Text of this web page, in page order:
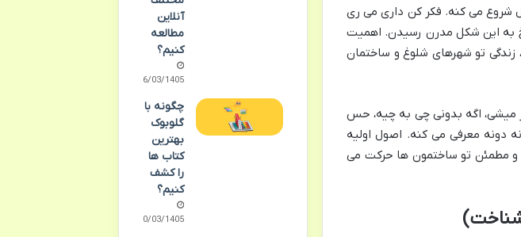
شروع می کنه. فکر کن داری می ری
به این شکل مدرن رسیدن. اهمیت
تو شهرهای شلوغ و ساختمان
میشی، اگه بدونی چی به چیه، حس
دونه معرفی می کنه. اصول اولیه
و مطمئن تو ساختمون ها حرکت می
شناخت)
آنلاین
مطالعه
کنیم؟
16/03/1405
چگونه با
گلوبوک
بهترین
کتاب ها
را کشف
کنیم؟
10/03/1405